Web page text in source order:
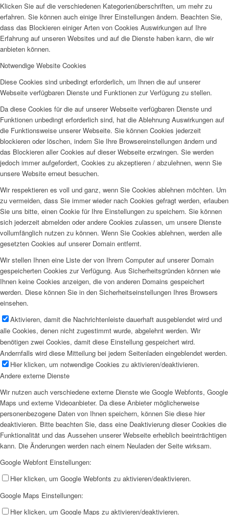
Klicken Sie auf die verschiedenen Kategorienüberschriften, um mehr zu
erfahren. Sie können auch einige Ihrer Einstellungen ändern. Beachten Sie,
dass das Blockieren einiger Arten von Cookies Auswirkungen auf Ihre
Erfahrung auf unseren Websites und auf die Dienste haben kann, die wir
anbieten können.
Notwendige Website Cookies
Diese Cookies sind unbedingt erforderlich, um Ihnen die auf unserer
Webseite verfügbaren Dienste und Funktionen zur Verfügung zu stellen.
Da diese Cookies für die auf unserer Webseite verfügbaren Dienste und
Funktionen unbedingt erforderlich sind, hat die Ablehnung Auswirkungen auf
die Funktionsweise unserer Webseite. Sie können Cookies jederzeit
blockieren oder löschen, indem Sie Ihre Browsereinstellungen ändern und
das Blockieren aller Cookies auf dieser Webseite erzwingen. Sie werden
jedoch immer aufgefordert, Cookies zu akzeptieren / abzulehnen, wenn Sie
unsere Website erneut besuchen.
Wir respektieren es voll und ganz, wenn Sie Cookies ablehnen möchten. Um
zu vermeiden, dass Sie immer wieder nach Cookies gefragt werden, erlauben
Sie uns bitte, einen Cookie für Ihre Einstellungen zu speichern. Sie können
sich jederzeit abmelden oder andere Cookies zulassen, um unsere Dienste
vollumfänglich nutzen zu können. Wenn Sie Cookies ablehnen, werden alle
gesetzten Cookies auf unserer Domain entfernt.
Wir stellen Ihnen eine Liste der von Ihrem Computer auf unserer Domain
gespeicherten Cookies zur Verfügung. Aus Sicherheitsgründen können wie
Ihnen keine Cookies anzeigen, die von anderen Domains gespeichert
werden. Diese können Sie in den Sicherheitseinstellungen Ihres Browsers
einsehen.
Aktivieren, damit die Nachrichtenleiste dauerhaft ausgeblendet wird und
alle Cookies, denen nicht zugestimmt wurde, abgelehnt werden. Wir
benötigen zwei Cookies, damit diese Einstellung gespeichert wird.
Andernfalls wird diese Mitteilung bei jedem Seitenladen eingeblendet werden.
Hier klicken, um notwendige Cookies zu aktivieren/deaktivieren.
Andere externe Dienste
Wir nutzen auch verschiedene externe Dienste wie Google Webfonts, Google
Maps und externe Videoanbieter. Da diese Anbieter möglicherweise
personenbezogene Daten von Ihnen speichern, können Sie diese hier
deaktivieren. Bitte beachten Sie, dass eine Deaktivierung dieser Cookies die
Funktionalität und das Aussehen unserer Webseite erheblich beeinträchtigen
kann. Die Änderungen werden nach einem Neuladen der Seite wirksam.
Google Webfont Einstellungen:
Hier klicken, um Google Webfonts zu aktivieren/deaktivieren.
Google Maps Einstellungen:
Hier klicken, um Google Maps zu aktivieren/deaktivieren.